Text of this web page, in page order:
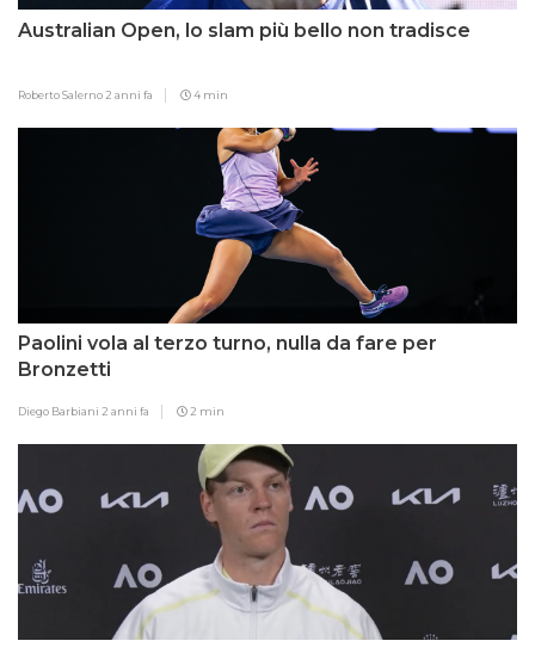
Australian Open, lo slam più bello non tradisce
Roberto Salerno 2 anni fa 4 min
Paolini vola al terzo turno, nulla da fare per
Bronzetti
Diego Barbiani 2 anni fa 2 min